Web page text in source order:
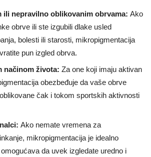
ili nepravilno oblikovanim obrvama: Ako
obrve ili ste izgubili dlake usled
bolesti ili starosti, mikropigmentacija
pun izgled obrva.
načinom života: Za one koji imaju aktivan
obezbeđuje da vaše obrve
čak i tokom sportskih aktivnosti
Ako nemate vremena za
mikropigmentacija je idealno
da uvek izgledate uredno i